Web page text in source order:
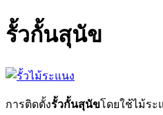
รั้วกั้นสุนัข
การติดตั้งรั้วกั้นสุนัขโดยใช้ไม้ระ